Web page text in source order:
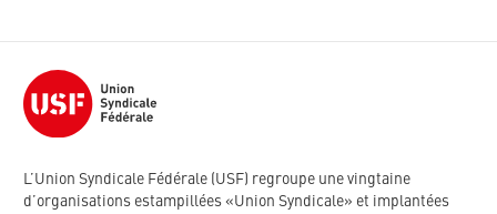
L’Union Syndicale Fédérale (USF) regroupe une vingtaine
d’organisations estampillées «Union Syndicale» et implantées